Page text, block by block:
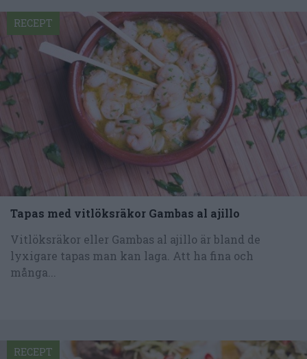
Tapas med vitlöksräkor Gambas al ajillo
Vitlöksräkor eller Gambas al ajillo är bland de
lyxigare tapas man kan laga. Att ha fina och
många...
RECEPT
RECEPT